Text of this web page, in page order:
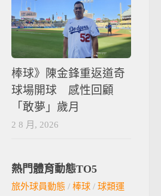
棒球》陳金鋒重返道奇
球場開球 感性回顧
「敢夢」歲月
2 8 月, 2026
熱門體育動態TO5
旅外球員動態 / 棒球 / 球類運